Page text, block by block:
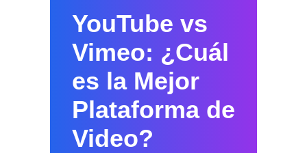
YouTube vs
Vimeo: ¿Cuál
es la Mejor
Plataforma de
Video?